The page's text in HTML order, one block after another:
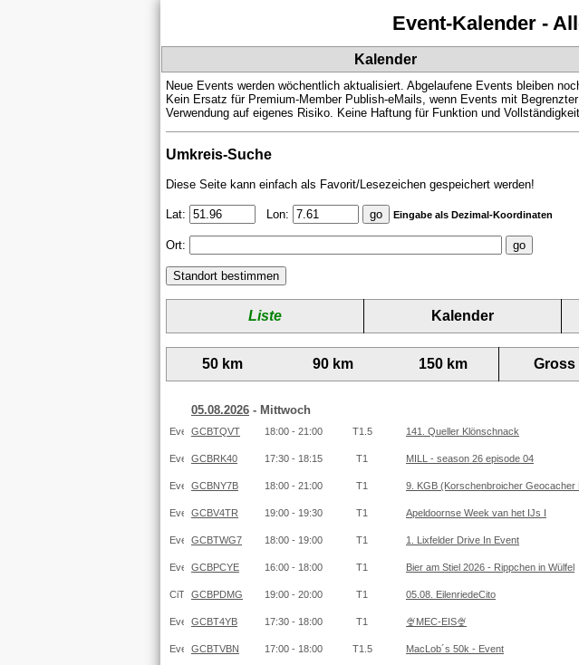
Event-Kalender -
Kalender
Neue Events werden wöchentlich aktualisiert. Abgelaufene Events bleiben
Kein Ersatz für Premium-Member Publish-eMails, wenn Events mit
Verwendung auf eigenes Risiko. Keine Haftung für Funktion und
Umkreis-Suche
Diese Seite kann einfach als Favorit/Lesezeichen gespeichert werden!
Lat: Lon: Eingabe als Dezimal-Koordinaten
Ort:
Liste Kalender
50 km 90 km 150 km Gross
05.08.2026 - Mittwoch
GCBTQVT 18:00 - 21:00 T1.5 141. Queller Klönschnack
GCBRK40 17:30 - 18:15 T1 MILL - season 26 episode 04
GCBNY7B 18:00 - 21:00 T1 9. KGB (Korschenbroicher Geocacher
GCBV4TR 19:00 - 19:30 T1 Apeldoornse Week van het IJs I
GCBTWG7 18:00 - 19:00 T1 1. Lixfelder Drive In Event
GCBPCYE 16:00 - 18:00 T1 Bier am Stiel 2026 - Rippchen in Wülfel
GCBPDMG 19:00 - 20:00 T1 05.08. EilenriedeCito
GCBT4YB 17:30 - 18:00 T1 🍨MEC-EIS🍨
GCBTVBN 17:00 - 18:00 T1.5 MacLob´s 50k - Event